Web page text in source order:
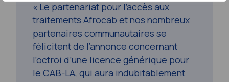
« Le partenariat pour l’accès aux
traitements Afrocab et nos nombreux
partenaires communautaires se
félicitent de l’annonce concernant
l’octroi d’une licence générique pour
le CAB-LA, qui aura indubitablement